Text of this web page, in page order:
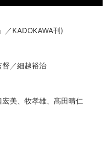
／KADOKAWA刊)
督／細越裕治
美、牧孝雄、髙田晴仁